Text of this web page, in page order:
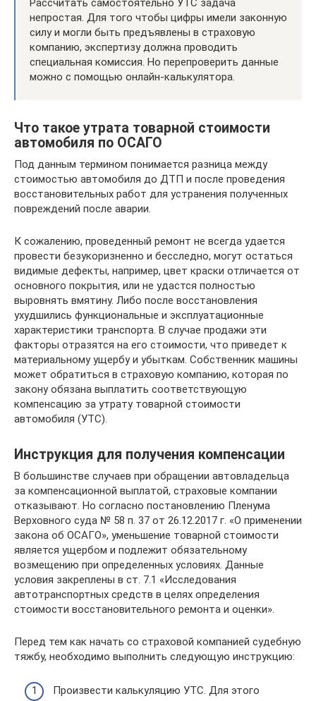
непростая. Для того чтобы цифры имели законную
силу и могли быть предъявлены в страховую
компанию, экспертизу должна проводить
специальная комиссия. Но перепроверить данные
можно с помощью онлайн-калькулятора.
Что такое утрата товарной стоимости
автомобиля по ОСАГО
Под данным термином понимается разница между
стоимостью автомобиля до ДТП и после проведения
восстановительных работ для устранения полученных
повреждений после аварии.
К сожалению, проведенный ремонт не всегда удается
провести безукоризненно и бесследно, могут остаться
видимые дефекты, например, цвет краски отличается от
основного покрытия, или не удастся полностью
выровнять вмятину. Либо после восстановления
ухудшились функциональные и эксплуатационные
характеристики транспорта. В случае продажи эти
факторы отразятся на его стоимости, что приведет к
материальному ущербу и убыткам. Собственник машины
может обратиться в страховую компанию, которая по
закону обязана выплатить соответствующую
компенсацию за утрату товарной стоимости
автомобиля (УТС).
Инструкция для получения компенсации
В большинстве случаев при обращении автовладельца
за компенсационной выплатой, страховые компании
отказывают. Но согласно постановлению Пленума
Верховного суда № 58 п. 37 от 26.12.2017 г. «О применении
закона об ОСАГО», уменьшение товарной стоимости
является ущербом и подлежит обязательному
возмещению при определенных условиях. Данные
условия закреплены в ст. 7.1 «Исследования
автотранспортных средств в целях определения
стоимости восстановительного ремонта и оценки».
Перед тем как начать со страховой компанией судебную
тяжбу, необходимо выполнить следующую инструкцию:
Произвести калькуляцию УТС. Для этого